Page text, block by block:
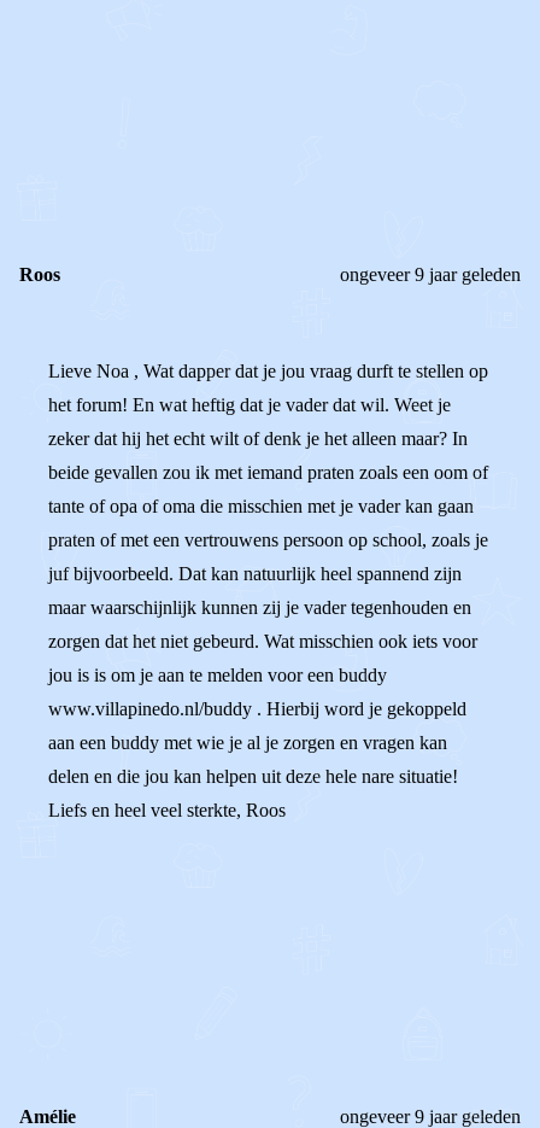
Roos ongeveer 9 jaar geleden
Lieve Noa , Wat dapper dat je jou vraag durft te stellen op
het forum! En wat heftig dat je vader dat wil. Weet je
zeker dat hij het echt wilt of denk je het alleen maar? In
beide gevallen zou ik met iemand praten zoals een oom of
tante of opa of oma die misschien met je vader kan gaan
praten of met een vertrouwens persoon op school, zoals je
juf bijvoorbeeld. Dat kan natuurlijk heel spannend zijn
maar waarschijnlijk kunnen zij je vader tegenhouden en
zorgen dat het niet gebeurd. Wat misschien ook iets voor
jou is is om je aan te melden voor een buddy
www.villapinedo.nl/buddy . Hierbij word je gekoppeld
aan een buddy met wie je al je zorgen en vragen kan
delen en die jou kan helpen uit deze hele nare situatie!
Liefs en heel veel sterkte, Roos
Amélie ongeveer 9 jaar geleden